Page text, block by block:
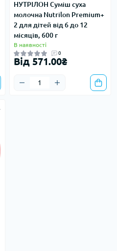
НУТРІЛОН Суміш суха
молочна Nutrilon Premium+
2 для дітей від 6 до 12
місяців, 600 г
В наявності
0
Від 571.00₴